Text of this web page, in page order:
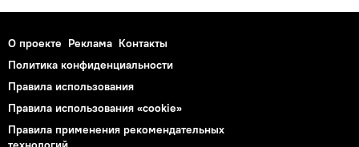
О проекте Реклама Контакты
Политика конфиденциальности
Правила использования
Правила использования «cookie»
Правила применения рекомендательных